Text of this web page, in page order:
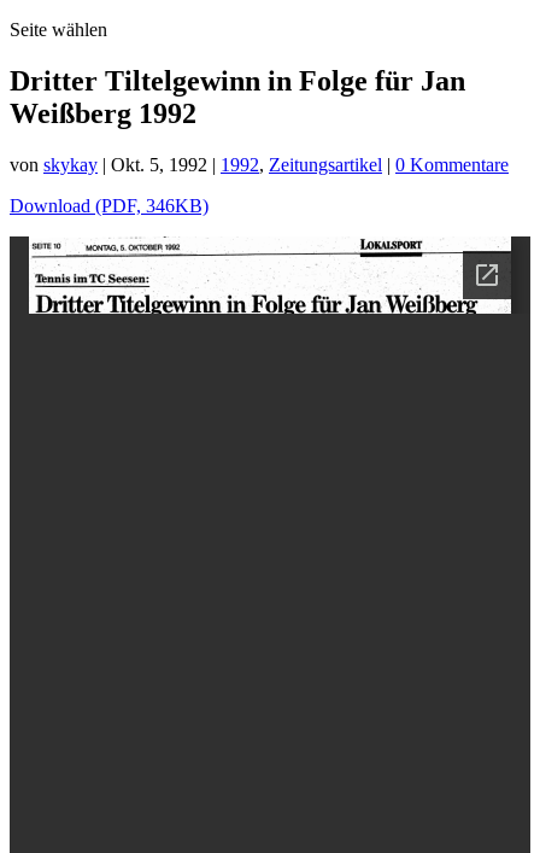
Seite wählen
Dritter Tiltelgewinn in Folge für Jan
Weißberg 1992
von skykay | Okt. 5, 1992 | 1992, Zeitungsartikel | 0 Kommentare
Download (PDF, 346KB)